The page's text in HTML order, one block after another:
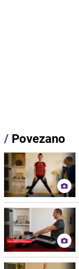
/ Povezano